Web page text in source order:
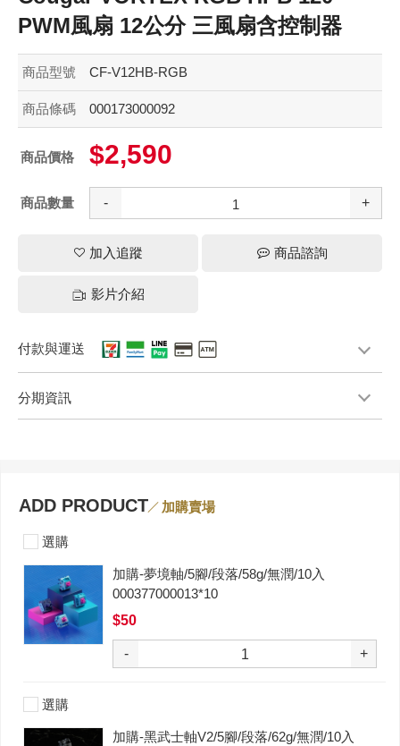
PWM風扇 12公分 三風扇含控制器
商品型號 CF-V12HB-RGB
商品條碼 000173000092
商品價格 $2,590
商品數量 - +
加入追蹤 商品諮詢
影片介紹
付款與運送
分期資訊
ADD PRODUCT 加購賣場
選購
加購-夢境軸/5腳/段落/58g/無潤/10入
000377000013*10
$50
- +
選購
加購-黑武士軸V2/5腳/段落/62g/無潤/10入